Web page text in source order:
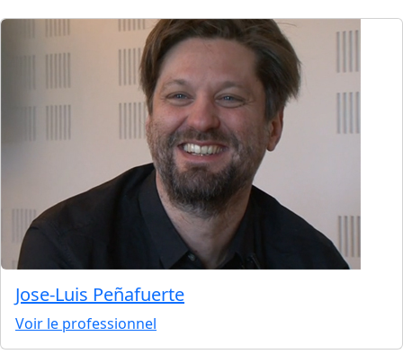
Jose-Luis Peñafuerte
Voir le professionnel